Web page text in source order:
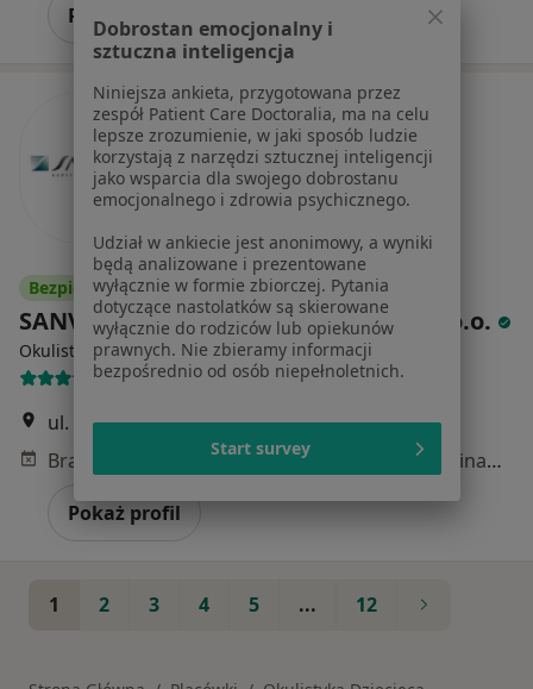
Pokaż profil
Bezpieczne płatności
SANVIMED Centrum Medyczne Sp. z o.o.
Okulistyka dziecięca, Ortopedia, Okulistyka·
119 opinii
ul. Moniuszki 78, Zabrze•Mapa
Brak dostępnych specjalistów z wolnymi terminami w tym centrum medycznym.
Pokaż profil
1 2 3 4 5 ... 12
Dobrostan emocjonalny i
sztuczna inteligencja
Niniejsza ankieta, przygotowana przez
zespół Patient Care Doctoralia, ma na celu
lepsze zrozumienie, w jaki sposób ludzie
korzystają z narzędzi sztucznej inteligencji
jako wsparcia dla swojego dobrostanu
emocjonalnego i zdrowia psychicznego.
Udział w ankiecie jest anonimowy, a wyniki
będą analizowane i prezentowane
wyłącznie w formie zbiorczej. Pytania
dotyczące nastolatków są skierowane
wyłącznie do rodziców lub opiekunów
prawnych. Nie zbieramy informacji
bezpośrednio od osób niepełnoletnich.
Start survey